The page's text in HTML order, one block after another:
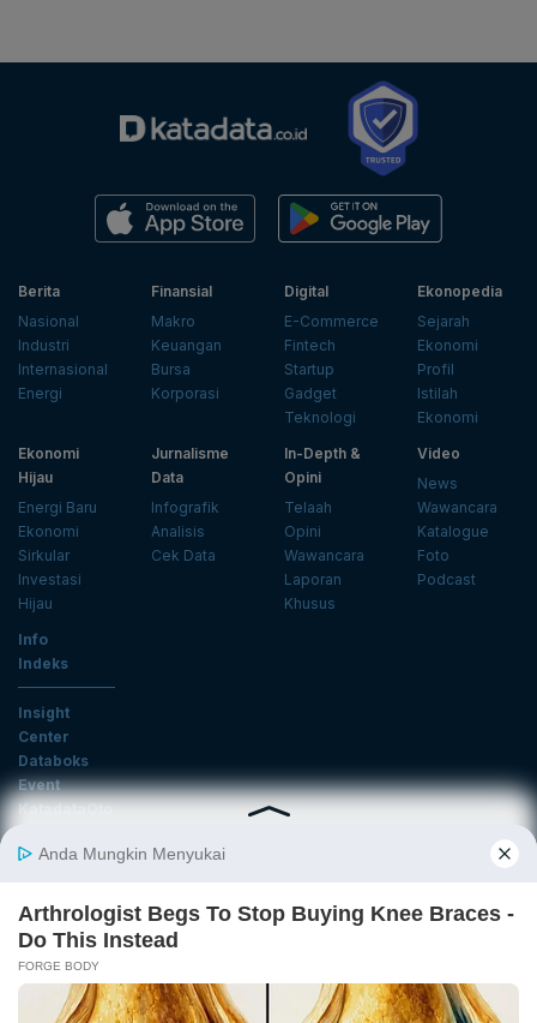
Berita
Nasional
Industri
Internasional
Energi
Finansial
Makro
Keuangan
Bursa
Korporasi
Digital
E-Commerce
Fintech
Startup
Gadget
Teknologi
Ekonopedia
Sejarah
Ekonomi
Profil
Istilah
Ekonomi
Ekonomi
Hijau
Energi Baru
Ekonomi
Sirkular
Investasi
Hijau
Jurnalisme
Data
Infografik
Analisis
Cek Data
In-Depth &
Opini
Telaah
Opini
Wawancara
Laporan
Khusus
Video
News
Wawancara
Katalogue
Foto
Podcast
Info
Indeks
Insight
Center
Databoks
Event
KatadataOto
Email
Daftar